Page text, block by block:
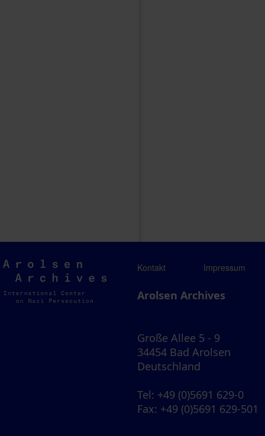
Arolsen
Archives
Kontakt Impressum
Arolsen Archives
Große Allee 5 - 9
34454 Bad Arolsen
Deutschland
Tel: +49 (0)5691 629-0
Fax: +49 (0)5691 629-501